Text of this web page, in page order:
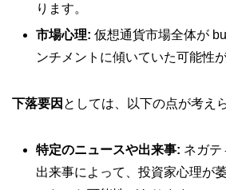
ります。
市場心理: 仮想通貨市場全体が
ンチメントに傾いていた可能性
下落要因 としては、以下の点が考え
特定のニュースや出来事: ネガテ
出来事によって、投資家心理が